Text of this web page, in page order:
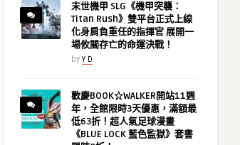
末世機甲 SLG《機甲突襲：
Titan Rush》雙平台正式上線
化身肩負重任的指揮官 展開一
場攸關存亡的命運決戰！
by Y D
歡慶BOOK☆WALKER開站11週
年，全館限時3天優惠，滿額最
低63折！超人氣足球漫畫
《BLUE LOCK 藍色監獄》套書